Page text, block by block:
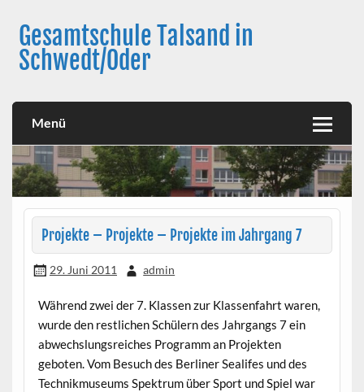
contentGesamtschule Talsand in
Schwedt/Oder
Menü
Projekte – Projekte – Projekte im Jahrgang 7
29. Juni 2011 admin
Während zwei der 7. Klassen zur Klassenfahrt waren,
wurde den restlichen Schülern des Jahrgangs 7 ein
abwechslungsreiches Programm an Projekten
geboten. Vom Besuch des Berliner Sealifes und des
Technikmuseums Spektrum über Sport und Spiel war